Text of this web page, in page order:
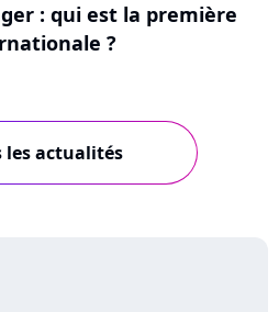
: qui est la première
?
les actualités